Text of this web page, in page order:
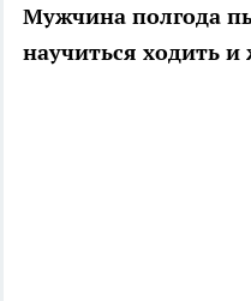
Мужчина полгода
научиться ходить и